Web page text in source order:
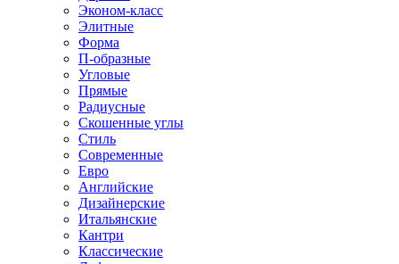
Эконом-класс
Элитные
Форма
П-образные
Угловые
Прямые
Радиусные
Скошенные углы
Стиль
Современные
Евро
Английские
Дизайнерские
Итальянские
Кантри
Классические